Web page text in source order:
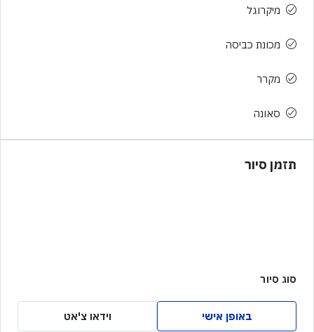
מיקרוגל
מכונת כביסה
מקרר
סאונה
תזמן סיור
סוג סיור
באופן אישי וידאו צ'אט